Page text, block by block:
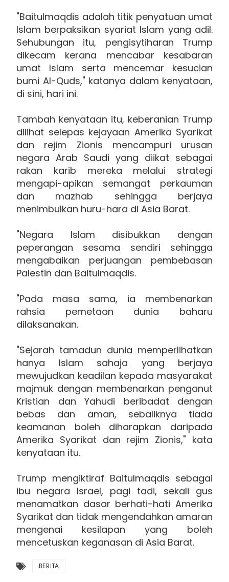
"Baitulmaqdis adalah titik penyatuan umat
Islam berpaksikan syariat Islam yang adil.
Sehubungan itu, pengisytiharan Trump
dikecam kerana mencabar kesabaran
umat Islam serta mencemar kesucian
bumi Al-Quds," katanya dalam kenyataan,
di sini, hari ini.
Tambah kenyataan itu, keberanian Trump
dilihat selepas kejayaan Amerika Syarikat
dan rejim Zionis mencampuri urusan
negara Arab Saudi yang diikat sebagai
rakan karib mereka melalui strategi
mengapi-apikan semangat perkauman
dan mazhab sehingga berjaya
menimbulkan huru-hara di Asia Barat.
"Negara Islam disibukkan dengan
peperangan sesama sendiri sehingga
mengabaikan perjuangan pembebasan
Palestin dan Baitulmaqdis.
"Pada masa sama, ia membenarkan
rahsia pemetaan dunia baharu
dilaksanakan.
"Sejarah tamadun dunia memperlihatkan
hanya Islam sahaja yang berjaya
mewujudkan keadilan kepada masyarakat
majmuk dengan membenarkan penganut
Kristian dan Yahudi beribadat dengan
bebas dan aman, sebaliknya tiada
keamanan boleh diharapkan daripada
Amerika Syarikat dan rejim Zionis," kata
kenyataan itu.
Trump mengiktiraf Baitulmaqdis sebagai
ibu negara Israel, pagi tadi, sekali gus
menamatkan dasar berhati-hati Amerika
Syarikat dan tidak mengendahkan amaran
mengenai kesilapan yang boleh
mencetuskan keganasan di Asia Barat.
BERITA